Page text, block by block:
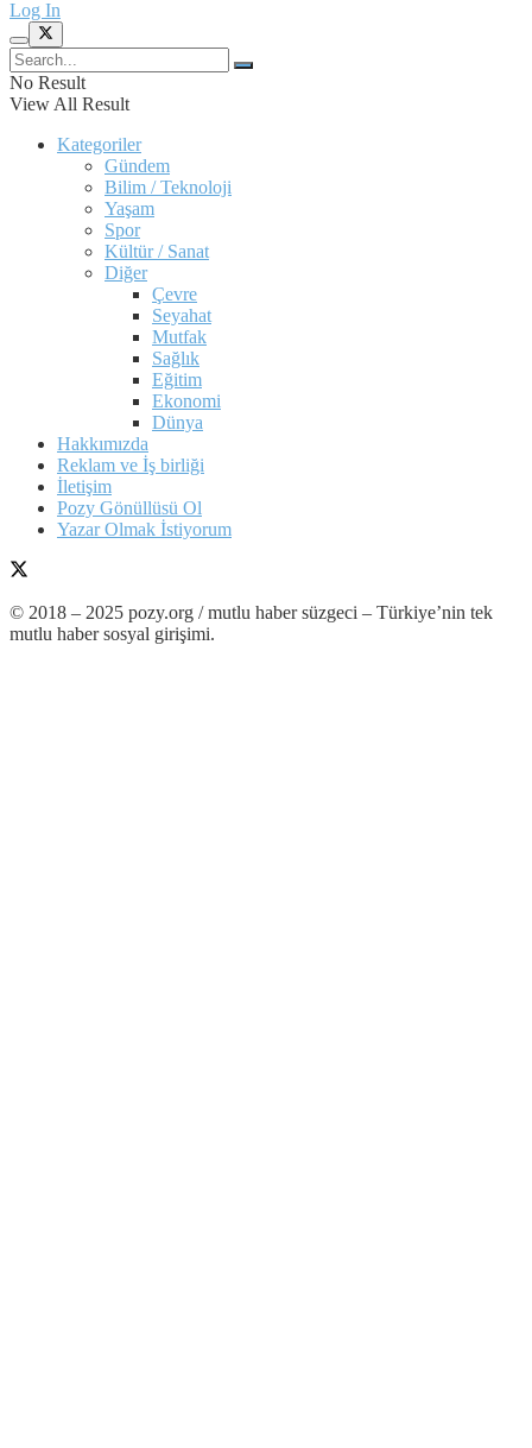
Log In
No Result
View All Result
Kategoriler
Gündem
Bilim / Teknoloji
Yaşam
Spor
Kültür / Sanat
Diğer
Çevre
Seyahat
Mutfak
Sağlık
Eğitim
Ekonomi
Dünya
Hakkımızda
Reklam ve İş birliği
İletişim
Pozy Gönüllüsü Ol
Yazar Olmak İstiyorum
© 2018 – 2025 pozy.org / mutlu haber süzgeci – Türkiye’nin tek
mutlu haber sosyal girişimi.